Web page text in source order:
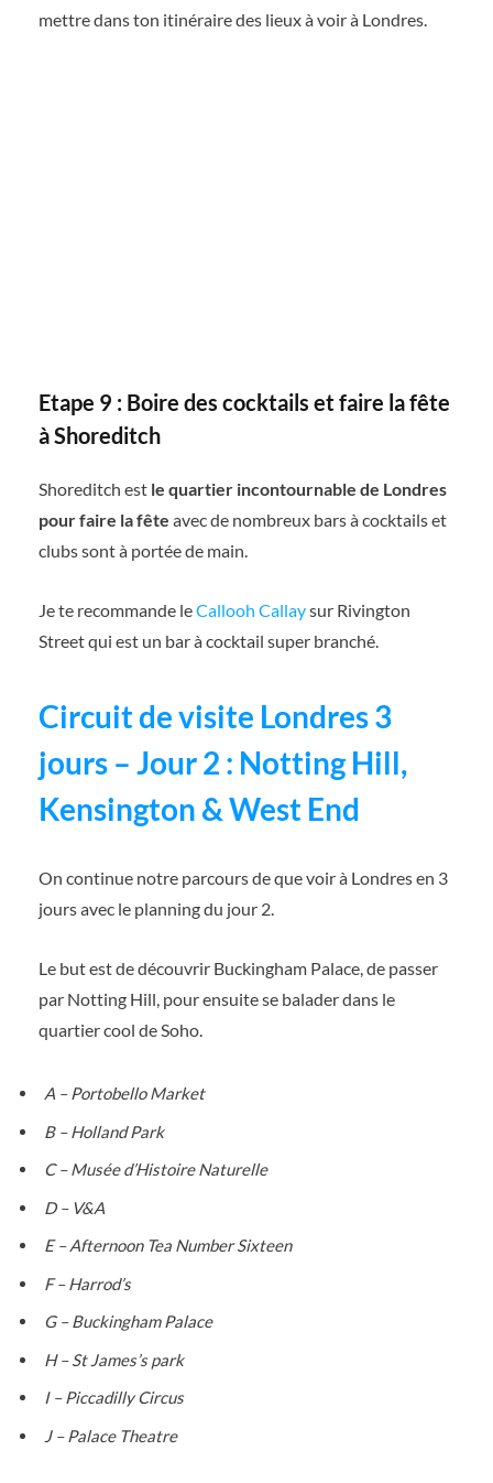
mettre dans ton itinéraire des lieux à voir à Londres.
Etape 9 : Boire des cocktails et faire la fête
à Shoreditch
Shoreditch est le quartier incontournable de Londres
pour faire la fête avec de nombreux bars à cocktails et
clubs sont à portée de main.
Je te recommande leCallooh Callaysur Rivington
Street qui est un bar à cocktail super branché.
Circuit de visite Londres 3
jours – Jour 2 : Notting Hill,
Kensington & West End
On continue notre parcours de que voir à Londres en 3
jours avec le planning du jour 2.
Le but est de découvrir Buckingham Palace, de passer
par Notting Hill, pour ensuite se balader dans le
quartier cool de Soho.
A – Portobello Market
B – Holland Park
C – Musée d’Histoire Naturelle
D – V&A
E – Afternoon Tea Number Sixteen
F – Harrod’s
G – Buckingham Palace
H – St James’s park
I – Piccadilly Circus
J – Palace Theatre